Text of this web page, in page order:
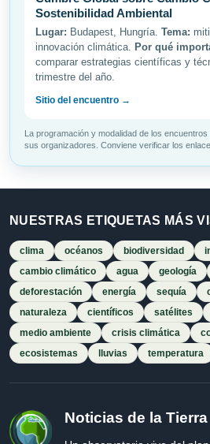
Sostenibilidad Ambiental
Lugar: Budapest, Hungría. Tema:
innovación climática. Por qué
comparar estrategias científicas y
trimestre del año.
Sitio del encuentro →
La programación y modalidad de los
sus organizadores. Conviene verificar los
NUESTRAS ETIQUETAS MÁS
clima océanos biodiversidad
cambio climático
agua geología
deforestación
energía sequía
naturaleza
científicos satélites
medio ambiente
crisis climática
ecosistemas
lluvias temperatura
Noticias de la Tierra